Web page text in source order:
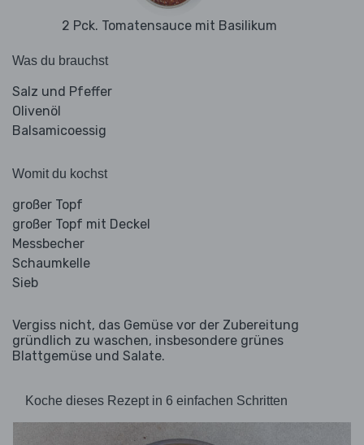
2 Pck. Tomatensauce mit Basilikum
Was du brauchst
Salz und Pfeffer
Olivenöl
Balsamicoessig
Womit du kochst
großer Topf
großer Topf mit Deckel
Messbecher
Schaumkelle
Sieb
Vergiss nicht, das Gemüse vor der Zubereitung
gründlich zu waschen, insbesondere grünes
Blattgemüse und Salate.
Koche dieses Rezept in 6 einfachen Schritten